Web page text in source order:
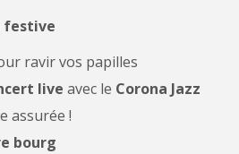
festive
ravir vos papilles
live avec le Corona Jazz
assurée !
bourg